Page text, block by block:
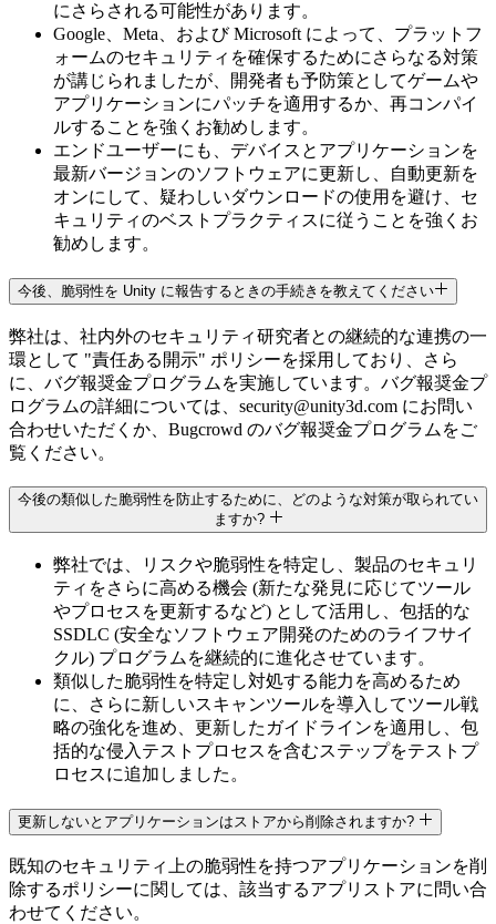
にさらされる可能性があります。
Google、Meta、および Microsoft によって、プラットフ
ォームのセキュリティを確保するためにさらなる対策
が講じられましたが、開発者も予防策としてゲームや
アプリケーションにパッチを適用するか、再コンパイ
ルすることを強くお勧めします。
エンドユーザーにも、デバイスとアプリケーションを
最新バージョンのソフトウェアに更新し、自動更新を
オンにして、疑わしいダウンロードの使用を避け、セ
キュリティのベストプラクティスに従うことを強くお
勧めします。
今後、脆弱性を Unity に報告するときの手続きを教えてください
弊社は、社内外のセキュリティ研究者との継続的な連携の一
環として "責任ある開示" ポリシーを採用しており、さら
に、バグ報奨金プログラムを実施しています。バグ報奨金プ
ログラムの詳細については、security@unity3d.com にお問い
合わせいただくか、Bugcrowd のバグ報奨金プログラムをご
覧ください。
今後の類似した脆弱性を防止するために、どのような対策が取られてい
ますか?
弊社では、リスクや脆弱性を特定し、製品のセキュリ
ティをさらに高める機会 (新たな発見に応じてツール
やプロセスを更新するなど) として活用し、包括的な
SSDLC (安全なソフトウェア開発のためのライフサイ
クル) プログラムを継続的に進化させています。
類似した脆弱性を特定し対処する能力を高めるため
に、さらに新しいスキャンツールを導入してツール戦
略の強化を進め、更新したガイドラインを適用し、包
括的な侵入テストプロセスを含むステップをテストプ
ロセスに追加しました。
更新しないとアプリケーションはストアから削除されますか?
既知のセキュリティ上の脆弱性を持つアプリケーションを削
除するポリシーに関しては、該当するアプリストアに問い合
わせてください。